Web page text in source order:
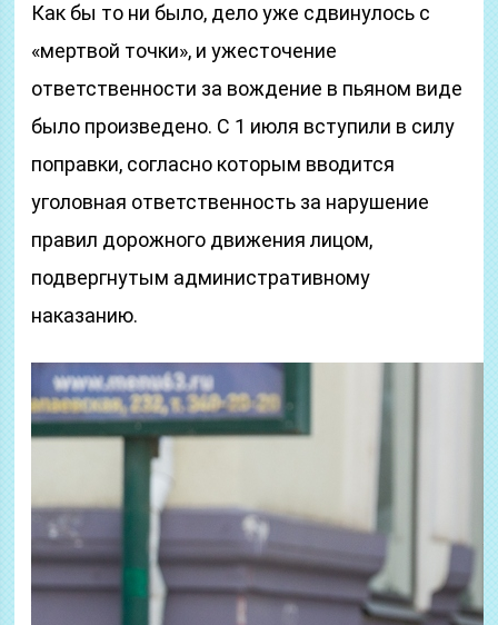
Как бы то ни было, дело уже сдвинулось с
«мертвой точки», и ужесточение
ответственности за вождение в пьяном виде
было произведено. С 1 июля вступили в силу
поправки, согласно которым вводится
уголовная ответственность за нарушение
правил дорожного движения лицом,
подвергнутым административному
наказанию.